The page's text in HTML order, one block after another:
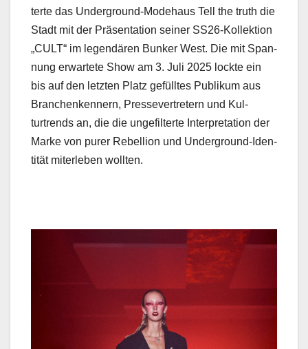
terte das Under­ground-Mod­e­haus Tell the truth die
Stadt mit der Präsen­ta­tion sein­er SS26-Kollek­tion
„CULT“ im leg­endären Bunker West. Die mit Span­
nung erwartete Show am 3. Juli 2025 lock­te ein
bis auf den let­zten Platz gefülltes Pub­likum aus
Branchenken­nern, Pres­sev­ertretern und Kul­
turtrends an, die die unge­filterte Inter­pre­ta­tion der
Marke von pur­er Rebel­lion und Under­ground-Iden­
tität miter­leben woll­ten.